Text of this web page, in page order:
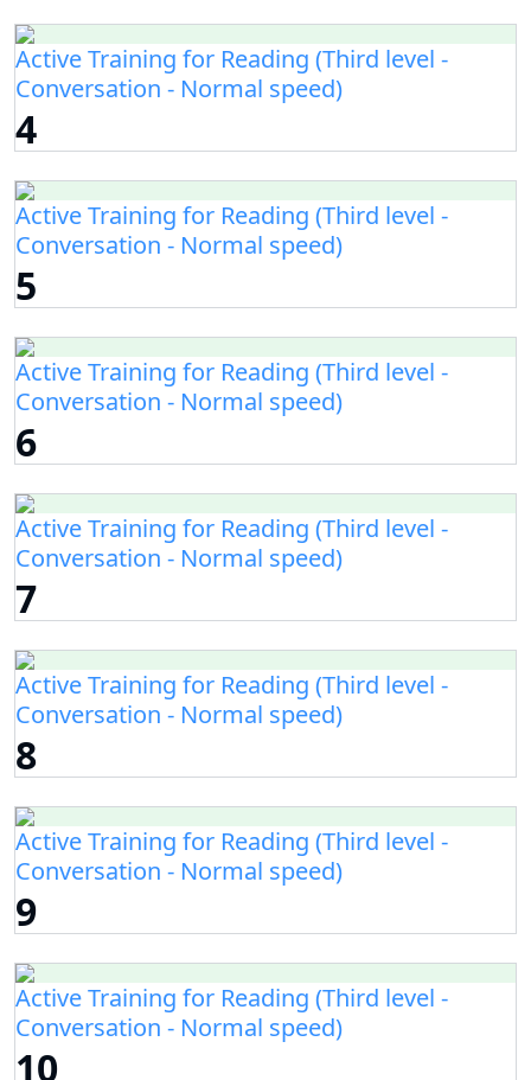
Active Training for Reading (Third level -
Conversation - Normal speed)
4
Active Training for Reading (Third level -
Conversation - Normal speed)
5
Active Training for Reading (Third level -
Conversation - Normal speed)
6
Active Training for Reading (Third level -
Conversation - Normal speed)
7
Active Training for Reading (Third level -
Conversation - Normal speed)
8
Active Training for Reading (Third level -
Conversation - Normal speed)
9
Active Training for Reading (Third level -
Conversation - Normal speed)
10